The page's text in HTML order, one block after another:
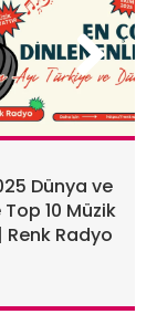
Dünya ve
10 Müzik
Renk Radyo